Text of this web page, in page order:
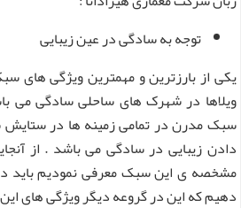
توجه به سادگی در عین زیبایی
یکی از بارزترین و مهمترین ویژگی های
ویلاها در شهرک های ساحلی سادگی می
سبک مدرن در تمامی زمینه ها در
دادن زیبایی در سادگی می باشد . از
مشخصه ی این سبک معرفی نمودیم باید
دهیم که این در گروعه دیگر ویژگی های